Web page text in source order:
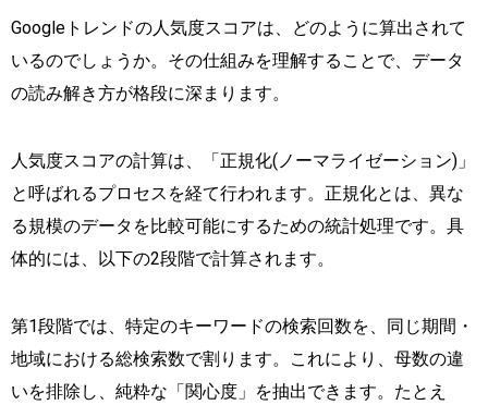
Googleトレンドの人気度スコアは、どのように算出されて
いるのでしょうか。その仕組みを理解することで、データ
の読み解き方が格段に深まります。
人気度スコアの計算は、「正規化(ノーマライゼーション)」
と呼ばれるプロセスを経て行われます。正規化とは、異な
る規模のデータを比較可能にするための統計処理です。具
体的には、以下の2段階で計算されます。
第1段階では、特定のキーワードの検索回数を、同じ期間・
地域における総検索数で割ります。これにより、母数の違
いを排除し、純粋な「関心度」を抽出できます。たとえ